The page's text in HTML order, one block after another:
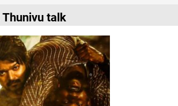
Thunivu talk